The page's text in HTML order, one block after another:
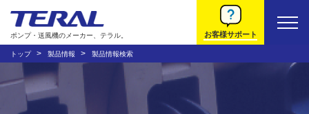
ポンプ・送風機のメーカー、テラル。 お客様サポート
トップ 製品情報 製品情報検索